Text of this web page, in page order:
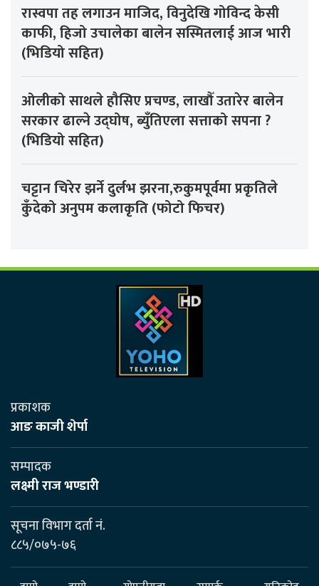
रास्वपा तह लगाउन माजिद, विनुदेखि गोविन्द केसी
काफी, हिजो उचालेका बालेन सस्मितलाई आज भारी
(भिडियो सहित)
ओलीको साथले हौसिए प्रचण्ड, लाखौँ उतारेर बालेन
सरकार ढाल्ने उद्घोष, ब्युँतिएला सत्ताको सपना ?
(भिडियो सहित)
चट्टान चिरेर झर्ने दुर्लभ झरना,रुकुमपूर्वमा प्रकृतिले
कुँदेको अनुपम कलाकृति (फोटो फिचर)
प्रकाशक
आङ काजी शेर्पा
सम्पादक
लक्ष्मी राज भण्डारी
सूचना विभाग दर्ता नं.
८८५/०७५-७६